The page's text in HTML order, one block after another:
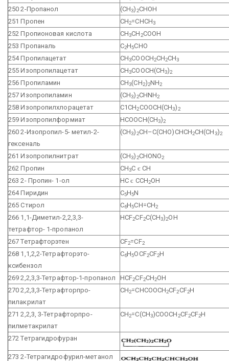
250 2-Пропанол
(СН3)2СНОН
251 Пропен
СН2=СНСН3
252 Пропионовая кислота СН3СН2СООН
253 Пропаналь
С2Н5СНО
254 Пропилацетат
СН3СООСН2СН2СН3
255 Изопропилацетат СН3СООСН(СН3)2
256 Пропиламин CH3(CH2)2NH2
257 Изопропиламин (CH3)2CHNH2
258 Изопропилхлорацетат С1СН2СООСH(СН3)2
259 Изопропилформиат НСООСН(СН3)2
260 2-Изопропил-5-метил-2-
гексеналь
(СН3)2СН–С(СНО)СНСН2СН(СН3)2
261 Изопропилнитрат (CH3)2CHONO2
262 Пропин СН3С єСН
263 2- Пропин- 1-ол
НСє ССН2ОН
264 Пиридин
C5H5N
265 Стирол
С6Н5СН=СН2
266 1,1-Диметил-2,2,3,3-
тетрафтор- 1-пропанол
HCF2CF2C(CH3)2OH
267 Тетрафторэтен CF2=CF2
268 1,1,2,2-Тетрафторэто-
ксибензол
C6H5OCF2CF2H
269 2,2,3,3-Тетрафтор-1-пропанол HCF2CF2CH2OH
270 2,2,3,3-Тетрафторпро-
пилакрилат
CH2=CHCOOCH2CF2CF2H
271 2,2,3, 3-Тетрафторпро-
пилметакрилат
CH2=C(CH3)COOCH2CF2CF2H
272 Тетрагидрофуран
273 2-Тетрагидрофурил-метанол